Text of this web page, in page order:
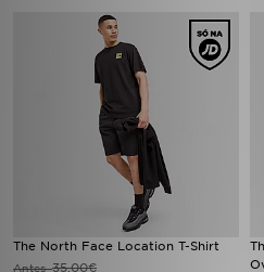
The North Face Location T-Shirt
Antes35,00€